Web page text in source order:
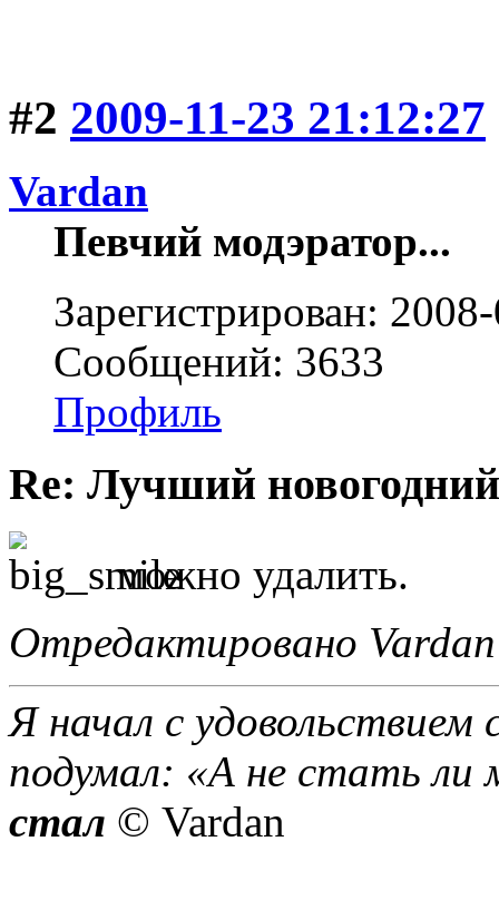
#2 2009-11-23 21:12:27
Vardan
Певчий модэратор...
Зарегистрирован:
Сообщений: 3633
Профиль
Re: Лучший
можно удалить.
Отредактировано
Я начал с
подумал: «А не стать ли
стал © Vardan